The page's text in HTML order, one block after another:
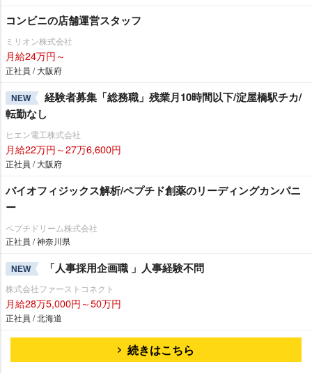
コンビニの店舗運営スタッフ
ミリオン株式会社
月給24万円～
正社員 / 大阪府
NEW
経験者募集「総務職」残業月10時間以下/淀屋橋駅チカ/
転勤なし
ヒエン電工株式会社
月給22万円～27万6,600円
正社員 / 大阪府
バイオフィジックス解析/ペプチド創薬のリーディングカンパニ
ー
ペプチドリーム株式会社
正社員 / 神奈川県
NEW 「人事採用企画職 」人事経験不問
株式会社ファーストコネクト
月給28万5,000円～50万円
正社員 / 北海道
続きはこちら